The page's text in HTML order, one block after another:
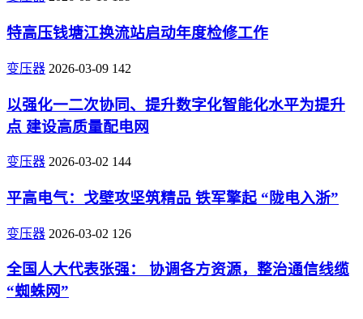
特高压钱塘江换流站启动年度检修工作
变压器 2026-03-09 142
以强化一二次协同、提升数字化智能化水平为提升
点 建设高质量配电网
变压器 2026-03-02 144
平高电气：戈壁攻坚筑精品 铁军擎起 “陇电入浙”
变压器 2026-03-02 126
全国人大代表张强： 协调各方资源，整治通信线缆
“蜘蛛网”